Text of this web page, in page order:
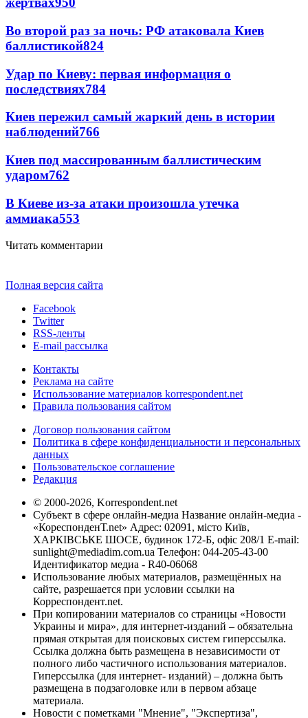
Во второй раз за ночь: РФ атаковала Киев
баллистикой824
Удар по Киеву: первая информация о
последствиях784
Киев пережил самый жаркий день в истории
наблюдений766
Киев под массированным баллистическим
ударом762
В Киеве из-за атаки произошла утечка
аммиака553
Читать комментарии
Полная версия сайта
Facebook
Twitter
RSS-ленты
E-mail рассылка
Контакты
Реклама на сайте
Использование материалов korrespondent.net
Правила пользования сайтом
Договор пользования сайтом
Политика в сфере конфиденциальности и персональных
данных
Пользовательское соглашение
Редакция
© 2000-2026, Korrespondent.net
Субъект в сфере онлайн-медиа Название онлайн-медиа -
«КореспонденТ.net» Адрес: 02091, місто Київ,
ХАРКІВСЬКЕ ШОСЕ, будинок 172-Б, офіс 208/1 E-mail:
sunlight@mediadim.com.ua Телефон: 044-205-43-00
Идентификатор медиа - R40-06068
Использование любых материалов, размещённых на
сайте, разрешается при условии ссылки на
Корреспондент.net.
При копировании материалов со страницы «Новости
Украины и мира», для интернет-изданий – обязательна
прямая открытая для поисковых систем гиперссылка.
Ссылка должна быть размещена в независимости от
полного либо частичного использования материалов.
Гиперссылка (для интернет- изданий) – должна быть
размещена в подзаголовке или в первом абзаце
материала.
Новости с пометками "Мнение", "Экспертиза",